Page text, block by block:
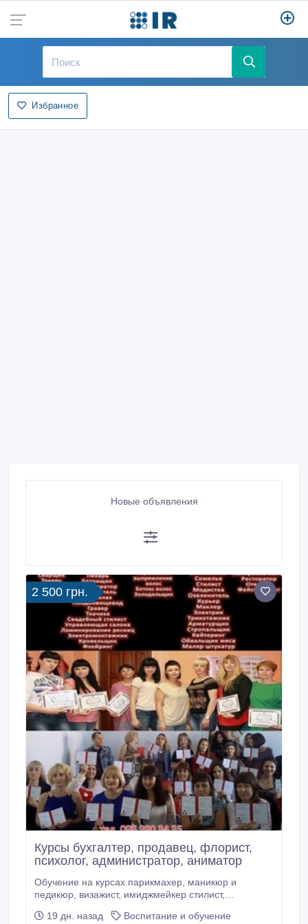
Избранное
Новые объявления
2 500 грн.
Курсы бухгалтер, продавец, флорист,
психолог, администратор, аниматор
Обучение на курсах парикмахер, маникюр и
педикюр, визажист, имиджмейкер стилист,
коррекция бровей ресниц, пиццеоли, плотник,
19 дн. назад
Воспитание и обучение